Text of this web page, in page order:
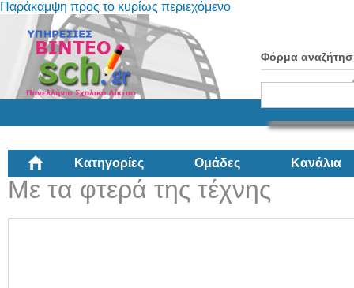
Παράκαμψη προς το κυρίως περιεχόμενο
Φόρμα
Κατηγορίες Ομάδες Κανάλια
Με τα φτερά της τέχνης